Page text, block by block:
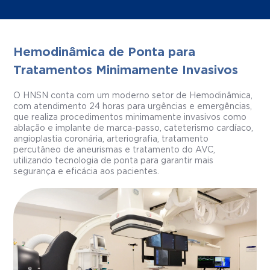
Hemodinâmica de Ponta para
Tratamentos Minimamente Invasivos
O HNSN conta com um moderno setor de Hemodinâmica,
com atendimento 24 horas para urgências e emergências,
que realiza procedimentos minimamente invasivos como
ablação e implante de marca-passo, cateterismo cardíaco,
angioplastia coronária, arteriografia, tratamento
percutâneo de aneurismas e tratamento do AVC,
utilizando tecnologia de ponta para garantir mais
segurança e eficácia aos pacientes.